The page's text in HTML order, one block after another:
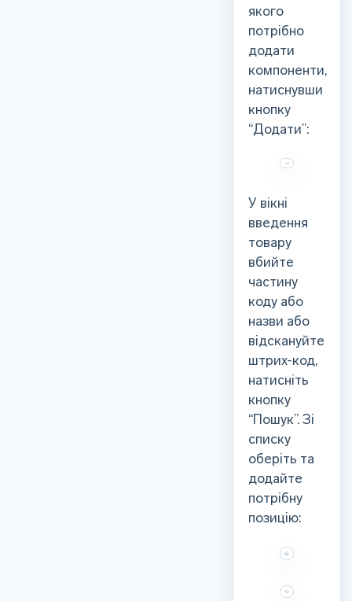
якого
потрібно
додати
компоненти,
натиснувши
кнопку
“Додати”:
У вікні
введення
товару
вбийте
частину
коду або
назви або
відскануйте
штрих-код,
натисніть
кнопку
“Пошук”. Зі
списку
оберіть та
додайте
потрібну
позицію: